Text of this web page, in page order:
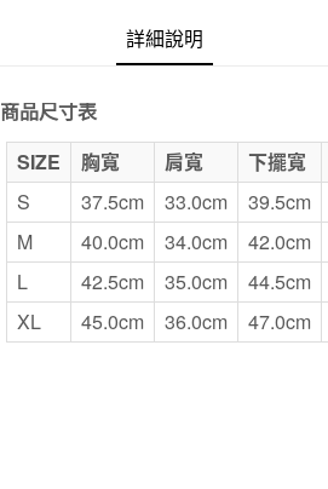
每筆NT$65，滿NT$1,000(含以上)免運費
每筆NT$150，滿NT$2,000(含以上)免運費
無印良品門市自取
免運費
詳細說明
商品尺寸表
SIZE 胸寬 肩寬 下擺寬
S
37.5cm 33.0cm 39.5cm
M
40.0cm 34.0cm 42.0cm
L
42.5cm 35.0cm 44.5cm
XL
45.0cm 36.0cm 47.0cm